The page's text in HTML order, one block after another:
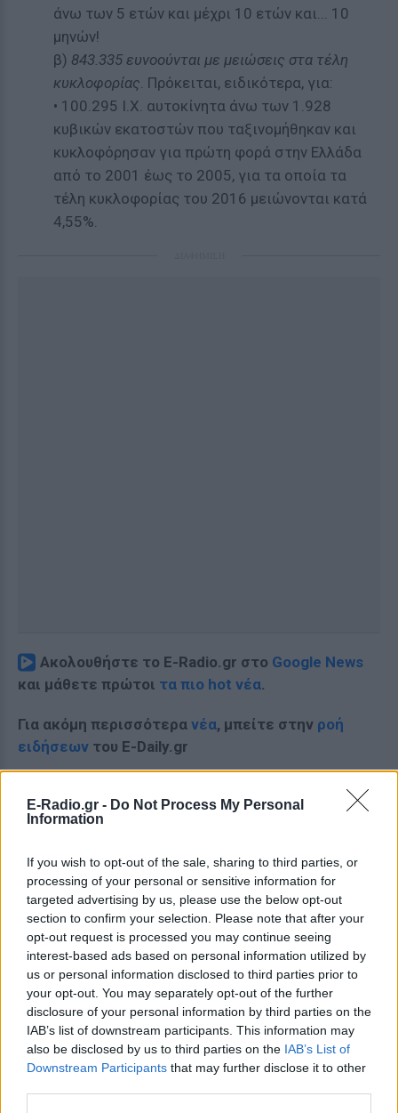
E-Radio.gr - Do Not Process My Personal
Information
If you wish to opt-out of the sale, sharing to third parties, or
processing of your personal or sensitive information for
targeted advertising by us, please use the below opt-out
section to confirm your selection. Please note that after your
opt-out request is processed you may continue seeing
interest-based ads based on personal information utilized by
us or personal information disclosed to third parties prior to
your opt-out. You may separately opt-out of the further
disclosure of your personal information by third parties on the
IAB’s list of downstream participants. This information may
also be disclosed by us to third parties on the IAB’s List of
Downstream Participants that may further disclose it to other
άνω των 5 ετών και μέχρι 10 ετών και... 10
μηνών!
β) 843.335 ευνοούνται με μειώσεις στα τέλη
κυκλοφορίας. Πρόκειται, ειδικότερα, για:
• 100.295 Ι.Χ. αυτοκίνητα άνω των 1.928
κυβικών εκατοστών που ταξινομήθηκαν και
κυκλοφόρησαν για πρώτη φορά στην Ελλάδα
από το 2001 έως το 2005, για τα οποία τα
τέλη κυκλοφορίας του 2016 μειώνονται κατά
4,55%.
Ακολουθήστε το E-Radio.gr στο Google News
και μάθετε πρώτοι τα πιο hot νέα.
Για ακόμη περισσότερα νέα, μπείτε στην ροή
ειδήσεων του E-Daily.gr
Ακολουθήστε το E-Radio.gr και στο Instagram